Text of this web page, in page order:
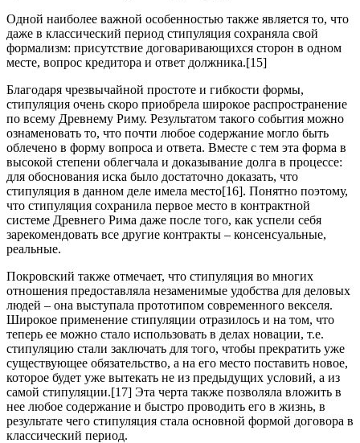
Одной наиболее важной особенностью также является то, что
даже в классический период стипуляция сохраняла свой
формализм: присутствие договаривающихся сторон в одном
месте, вопрос кредитора и ответ должника.[15]
Благодаря чрезвычайной простоте и гибкости формы,
стипуляция очень скоро приобрела широкое распространение
по всему Древнему Риму. Результатом такого события можно
ознаменовать то, что почти любое содержание могло быть
облечено в форму вопроса и ответа. Вместе с тем эта форма в
высокой степени облегчала и доказывание долга в процессе:
для обоснования иска было достаточно доказать, что
стипуляция в данном деле имела место[16]. Понятно поэтому,
что стипуляция сохранила первое место в контрактной
системе Древнего Рима даже после того, как успели себя
зарекомендовать все другие контракты – консенсуальные,
реальные.
Покровский также отмечает, что стипуляция во многих
отношения предоставляла незаменимые удобства для деловых
людей – она выступала прототипом современного векселя.
Широкое применение стипуляции отразилось и на том, что
теперь ее можно стало использовать в делах новации, т.е.
стипуляцию стали заключать для того, чтобы прекратить уже
существующее обязательство, а на его место поставить новое,
которое будет уже вытекать не из предыдущих условий, а из
самой стипуляции.[17] Эта черта также позволяла вложить в
нее любое содержание и быстро проводить его в жизнь, в
результате чего стипуляция стала основной формой договора в
классический период.